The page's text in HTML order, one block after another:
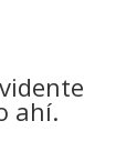
ahí.